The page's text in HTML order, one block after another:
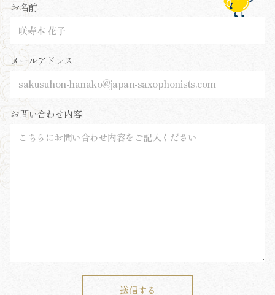
お名前
メールアドレス
お問い合わせ内容